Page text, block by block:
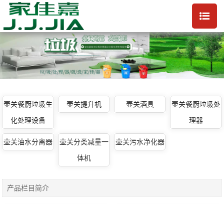
壶关餐厨垃圾生
化处理设备
壶关提升机 壶关酒具
壶关餐厨垃圾处
理器
壶关油水分离器
壶关分类减量一
体机
壶关污水净化器
产品栏目简介